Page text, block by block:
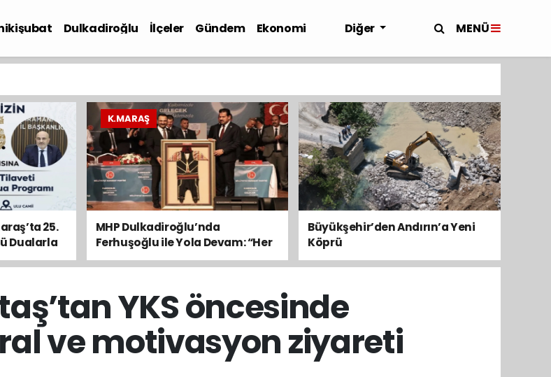
Dulkadiroğlu İlçeler Gündem
Ekonomi
Diğer MENÜ
25.
Dualarla
K.MARAŞ
MHP Dulkadiroğlu’nda
Ferhuşoğlu ile Yola Devam: “Her
Mahalleyi Emanet Bildik”
Büyükşehir’den Andırın’a Yeni
Köprü
YKS öncesinde
ve motivasyon ziyareti